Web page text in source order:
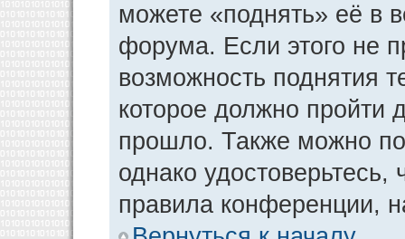
можете «поднять» её в
форума. Если этого не
возможность поднятия
которое должно пройти
прошло. Также можно
однако
правила конференции,